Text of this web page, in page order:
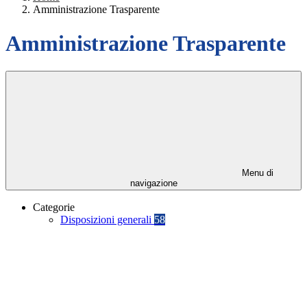
Amministrazione Trasparente
Amministrazione Trasparente
Menu di
navigazione
Categorie
Disposizioni generali 58